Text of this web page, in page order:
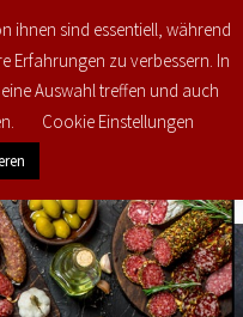
€0,00 0
ihnen sind essentiell, während
Erfahrungen zu verbessern. In
Auswahl treffen und auch
Cookie Einstellungen